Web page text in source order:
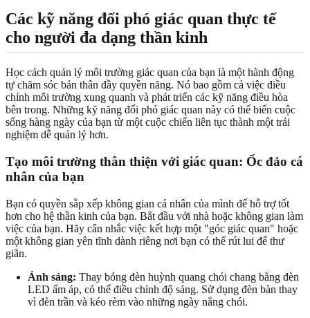
Các kỹ năng đối phó giác quan thực tế
cho người đa dạng thần kinh
Học cách quản lý môi trường giác quan của bạn là một hành động
tự chăm sóc bản thân đầy quyền năng. Nó bao gồm cả việc điều
chỉnh môi trường xung quanh và phát triển các kỹ năng điều hòa
bên trong. Những kỹ năng đối phó giác quan này có thể biến cuộc
sống hàng ngày của bạn từ một cuộc chiến liên tục thành một trải
nghiệm dễ quản lý hơn.
Tạo môi trường thân thiện với giác quan: Ốc đảo cá
nhân của bạn
Bạn có quyền sắp xếp không gian cá nhân của mình để hỗ trợ tốt
hơn cho hệ thần kinh của bạn. Bắt đầu với nhà hoặc không gian làm
việc của bạn. Hãy cân nhắc việc kết hợp một "góc giác quan" hoặc
một không gian yên tĩnh dành riêng nơi bạn có thể rút lui để thư
giãn.
Ánh sáng: Thay bóng đèn huỳnh quang chói chang bằng đèn
LED ấm áp, có thể điều chỉnh độ sáng. Sử dụng đèn bàn thay
vì đèn trần và kéo rèm vào những ngày nắng chói.